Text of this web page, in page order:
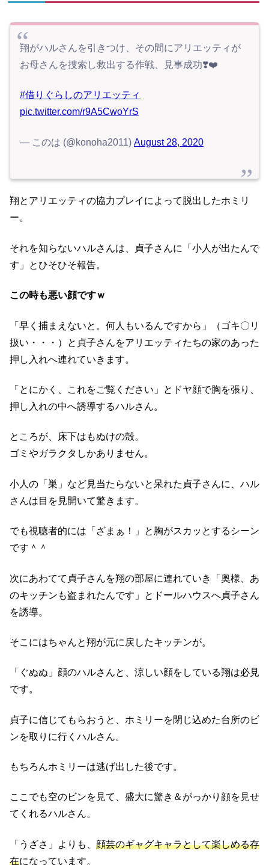
翔がハルさんを引きつけ、その間にアリエッティが
お母さんを捜索し救出する作戦、見事成功❣️❤️
#借りぐらしのアリエッティ
pic.twitter.com/r9A5CwoYrS
— このは (@konoha2011) August 28, 2020
翔とアリエッティの協力プレイによって脱出したホミリ
ー。
それを知らないハルさんは、貞子さんに「小人が出たんで
す」とひそひそ報告。
この時も悪い顔ですｗ
「早く捕まえないと。何人もいるんですから」（ゴキ〇リ
扱い・・・）と貞子さんをアリエッティたちの家のあった
押し入れへ連れていきます。
「とにかく、これをご覧ください」とドヤ顔で胸を張り、
押し入れの中へ誘導するハルさん。
ところが、床下はもぬけの殻。
ゴミやガラクタしかありません。
小人の「巣」など見当たらないと呆れた貞子さんに、ハル
さんは目を見開いて驚きます。
でも視聴者的には「ざまぁ！」と胸がスカッとするシーン
です＾＾
次にあわてて貞子さんを翔の部屋に連れていき「奥様、あ
のキッチンも盗まれたんです」とドールハウスへ貞子さん
を誘導。
そこにはちゃんと翔が元に戻したキッチンが。
「ぐぬぬ」顔のハルさんと、涼しい顔をしている翔は必見
です。
貞子に信じてもらおうと、ホミリーを閉じ込めた台所のビ
ンを取りに行くハルさん。
もちろんホミリーは逃げ出した後です。
ここでも空のビンを見て、盛大に驚き＆がっかり顔を見せ
てくれるハルさん。
「うざさ」よりも、 顔芸のギャグキャラとして楽しめる存
在になっています。